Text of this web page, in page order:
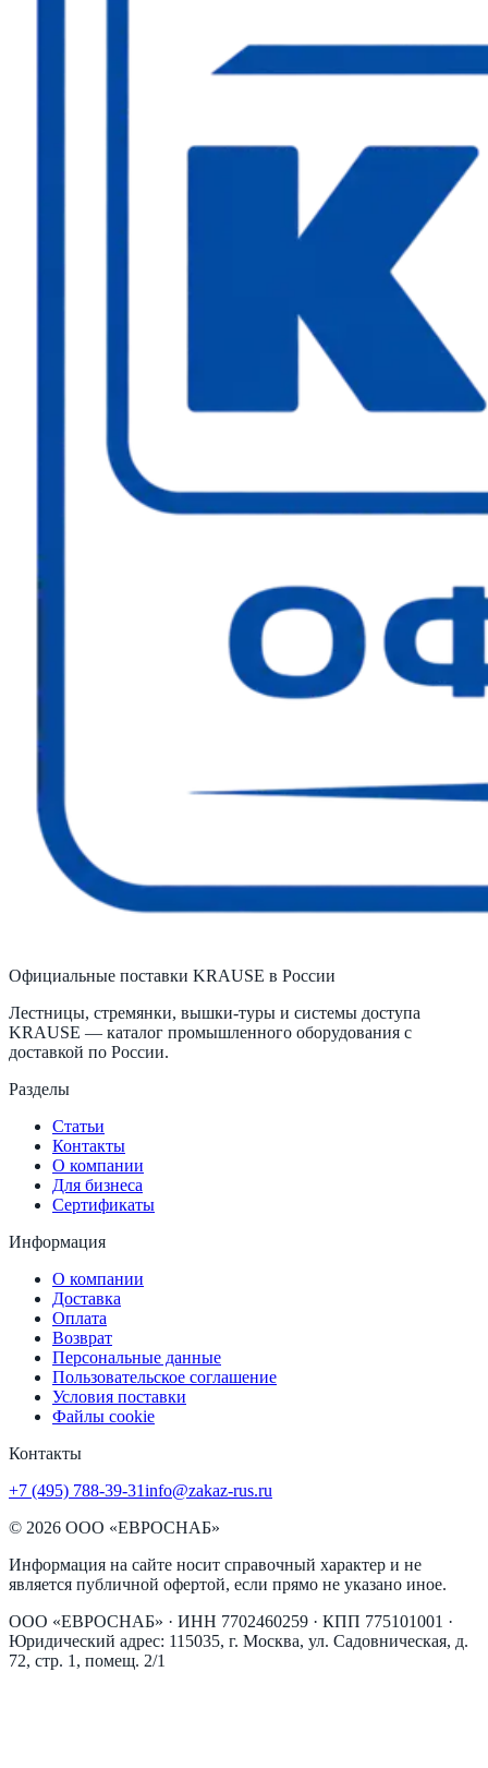
Официальные поставки KRAUSE в России
Лестницы, стремянки, вышки-туры и системы доступа
KRAUSE — каталог промышленного оборудования с
доставкой по России.
Разделы
Статьи
Контакты
О компании
Для бизнеса
Сертификаты
Информация
О компании
Доставка
Оплата
Возврат
Персональные данные
Пользовательское соглашение
Условия поставки
Файлы cookie
Контакты
+7 (495) 788-39-31info@zakaz-rus.ru
© 2026 ООО «ЕВРОСНАБ»
Информация на сайте носит справочный характер и не
является публичной офертой, если прямо не указано иное.
ООО «ЕВРОСНАБ» · ИНН 7702460259 · КПП 775101001 ·
Юридический адрес: 115035, г. Москва, ул. Садовническая, д.
72, стр. 1, помещ. 2/1